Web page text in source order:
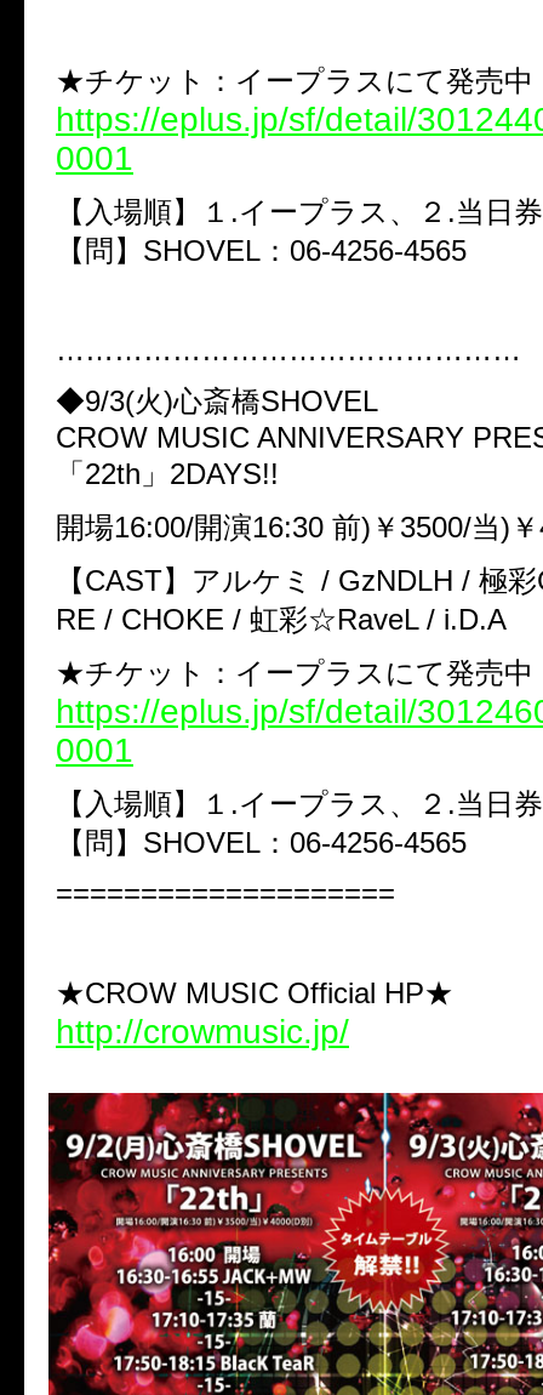
★チケット：イープラスにて発売中
https://eplus.jp/sf/detail/
0001
【入場順】１.イープラス、２.当日券
【問】SHOVEL：06-4256-4565
…………………………………………
◆9/3(火)心斎橋SHOVEL
CROW MUSIC ANNIVERSARY
「22th」2DAYS!!
開場16:00/開演16:30 前)￥3500/当)
【CAST】アルケミ / GzNDLH / 極
RE / CHOKE / 虹彩☆RaveL / i.D.A
★チケット：イープラスにて発売中
https://eplus.jp/sf/detail/
0001
【入場順】１.イープラス、２.当日券
【問】SHOVEL：06-4256-4565
====================
★CROW MUSIC Official HP★
http://crowmusic.jp/